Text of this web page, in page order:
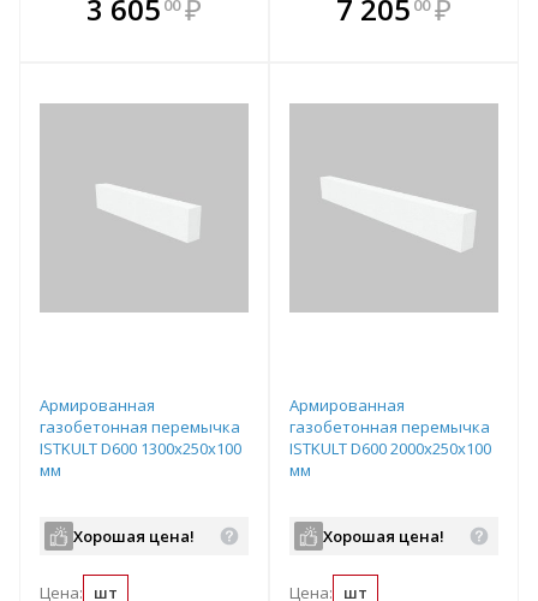
3 605 ₽
всегда выгоднее!
всегда выгоднее!
7 205 ₽
Армированная
газобетонная перемычка
ISTKULT D600 1300х250х100
мм
Хорошая цена!
Цена: шт
Армированная
газобетонная перемычка
ISTKULT D600 2000х250х100
мм
Хорошая цена!
Цена: шт